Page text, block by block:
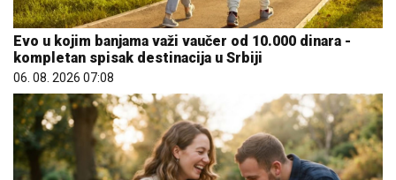
Evo u kojim banjama važi vaučer od 10.000 dinara -
kompletan spisak destinacija u Srbiji
06. 08. 2026 07:08